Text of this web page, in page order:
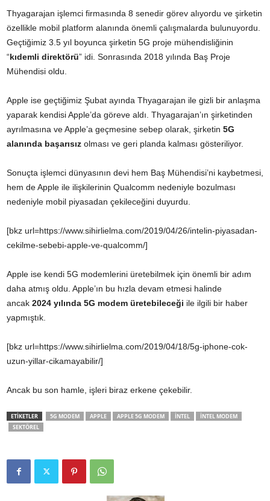
Thyagarajan işlemci firmasında 8 senedir görev alıyordu ve şirketin
özellikle mobil platform alanında önemli çalışmalarda bulunuyordu.
Geçtiğimiz 3.5 yıl boyunca şirketin 5G proje mühendisliğinin
“kıdemli direktörü” idi. Sonrasında 2018 yılında Baş Proje
Mühendisi oldu.
Apple ise geçtiğimiz Şubat ayında Thyagarajan ile gizli bir anlaşma
yaparak kendisi Apple’da göreve aldı. Thyagarajan’ın şirketinden
ayrılmasına ve Apple’a geçmesine sebep olarak, şirketin 5G
alanında başarısız olması ve geri planda kalması gösteriliyor.
Sonuçta işlemci dünyasının devi hem Baş Mühendisi’ni kaybetmesi,
hem de Apple ile ilişkilerinin Qualcomm nedeniyle bozulması
nedeniyle mobil piyasadan çekileceğini duyurdu.
[bkz url=https://www.sihirlielma.com/2019/04/26/intelin-piyasadan-
cekilme-sebebi-apple-ve-qualcomm/]
Apple ise kendi 5G modemlerini üretebilmek için önemli bir adım
daha atmış oldu. Apple’ın bu hızla devam etmesi halinde
ancak 2024 yılında 5G modem üretebileceği ile ilgili bir haber
yapmıştık.
[bkz url=https://www.sihirlielma.com/2019/04/18/5g-iphone-cok-
uzun-yillar-cikamayabilir/]
Ancak bu son hamle, işleri biraz erkene çekebilir.
ETİKETLER 5G MODEM APPLE APPLE 5G MODEM INTEL
INTEL MODEM
SEKTÖREL